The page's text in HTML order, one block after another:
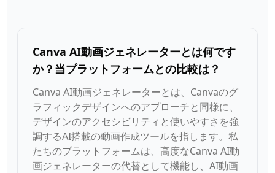
Canva AI動画ジェネレーターとは何です
か？当プラットフォームとの比較は？
Canva AI動画ジェネレーターとは、Canvaのグ
ラフィックデザインへのアプローチと同様に、
デザインのアクセシビリティと使いやすさを強
調するAI搭載の動画作成ツールを指します。私
たちのプラットフォームは、高度なCanva AI動
画ジェネレーターの代替として機能し、AI動画